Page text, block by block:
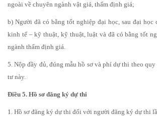
ngoài về chuyên ngành vật giá, thẩm định giá;
b) Người đã có bằng tốt nghiệp đại học, sau đại học
kinh tế – kỹ thuật, kỹ thuật, luật và đã có bằng tốt
ngành thẩm định giá.
5. Nộp đầy đủ, đúng mẫu hồ sơ và phí dự thi theo
tư này.
Điều 5. Hồ sơ đăng ký dự thi
1. Hồ sơ đăng ký dự thi đối với người đăng ký dự thi